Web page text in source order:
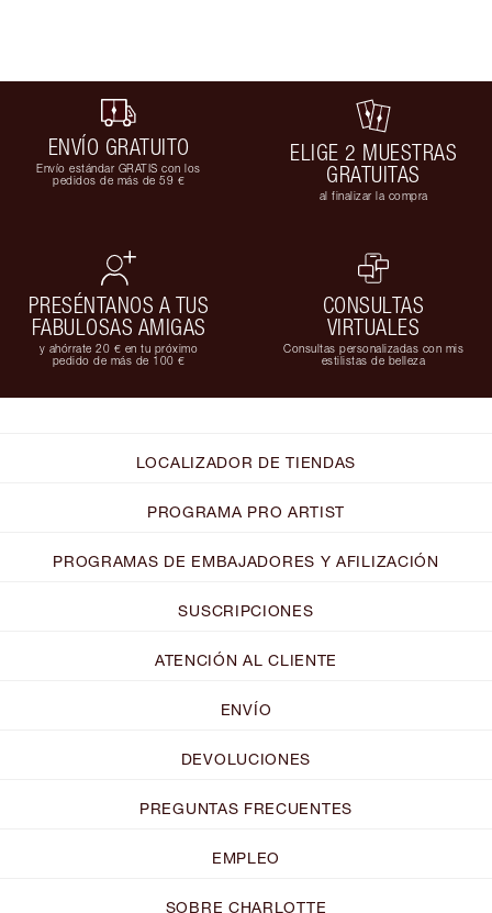
ENVÍO GRATUITO
Envío estándar GRATIS con los
pedidos de más de 59 €
ELIGE 2 MUESTRAS
GRATUITAS
al finalizar la compra
PRESÉNTANOS A TUS
FABULOSAS AMIGAS
y ahórrate 20 € en tu próximo
pedido de más de 100 €
CONSULTAS
VIRTUALES
Consultas personalizadas con mis
estilistas de belleza
LOCALIZADOR DE TIENDAS
PROGRAMA PRO ARTIST
PROGRAMAS DE EMBAJADORES Y AFILIZACIÓN
SUSCRIPCIONES
ATENCIÓN AL CLIENTE
ENVÍO
DEVOLUCIONES
PREGUNTAS FRECUENTES
EMPLEO
SOBRE CHARLOTTE